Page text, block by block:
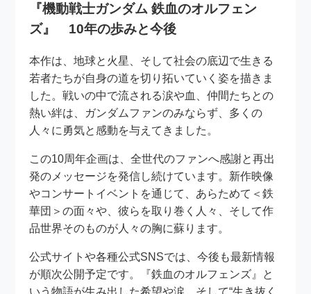
『機動戦士ガンダム 鉄血のオルフェン
ズ』 10年の歩みと今後
本作は、地球と火星、そして社会の底辺で生きる
若者たちが自身の道を切り拓いていく姿を描きま
した。戦いの中で流される涙や血、仲間たちとの
熱い絆は、ガンダムファンのみならず、多くの
人々に勇気と感動を与えてきました。
この10周年企画は、全世代のファンへ感謝と再出
発のメッセージを発信し続けています。新作映像
やコンサートイベントを通じて、あらためて＜鉄
華団＞の面々や、彼らを取り巻く人々、そして作
品世界そのものが人々の胸に蘇ります。
公式サイトや各種公式SNSでは、今後も最新情報
が順次公開予定です。『鉄血のオルフェンズ』と
いう物語が生み出した希望や涙、そして“生き抜く